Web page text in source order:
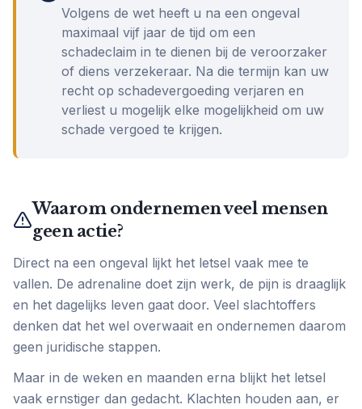
Volgens de wet heeft u na een ongeval
maximaal vijf jaar de tijd om een
schadeclaim in te dienen bij de veroorzaker
of diens verzekeraar. Na die termijn kan uw
recht op schadevergoeding verjaren en
verliest u mogelijk elke mogelijkheid om uw
schade vergoed te krijgen.
Waarom ondernemen veel mensen
geen actie?
Direct na een ongeval lijkt het letsel vaak mee te
vallen. De adrenaline doet zijn werk, de pijn is draaglijk
en het dagelijks leven gaat door. Veel slachtoffers
denken dat het wel overwaait en ondernemen daarom
geen juridische stappen.
Maar in de weken en maanden erna blijkt het letsel
vaak ernstiger dan gedacht. Klachten houden aan, er